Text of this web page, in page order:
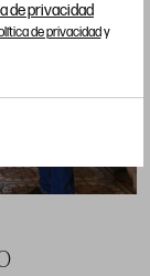
de privacidad
de privacidady